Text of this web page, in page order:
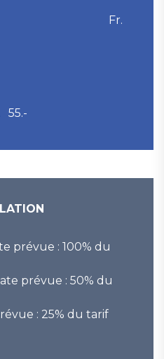
Fr.
55.-
prévue : 100% du
prévue : 50% du
: 25% du tarif